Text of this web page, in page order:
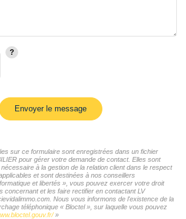
Envoyer le message
sur ce formulaire sont enregistrées dans un fichier
pour gérer votre demande de contact. Elles sont
à la gestion de la relation client dans le respect
et sont destinées à nos conseillers
et libertés », vous pouvez exercer votre droit
concernant et les faire rectifier en contactant LV
Nous vous informons de l'existence de la
téléphonique « Bloctel », sur laquelle vous pouvez
»